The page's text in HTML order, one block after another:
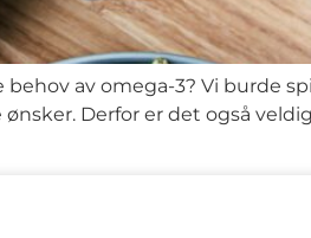
av omega-3? Vi burde
Derfor er det også